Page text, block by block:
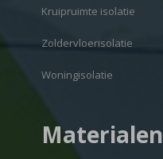
Kruipruimte isolatie
Zoldervloerisolatie
Woningisolatie
Materialen